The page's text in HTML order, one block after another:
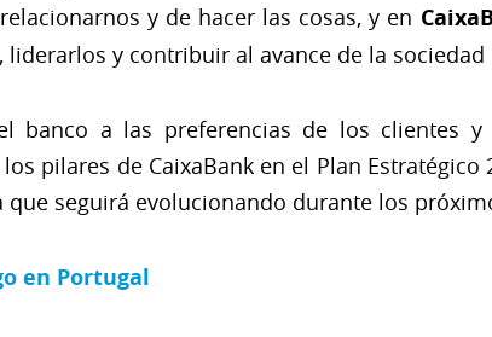
y de hacer las cosas, y en
y contribuir al avance de la sociedad
banco a las preferencias de los clientes
pilares de CaixaBank en el Plan Estratégico
seguirá evolucionando durante los
en Portugal